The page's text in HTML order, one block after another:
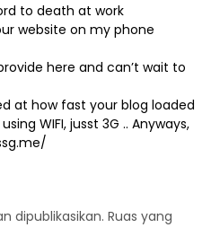
to death at work
website on my phone
here and can’t wait to
at how fast your blog loaded
WIFI, jusst 3G .. Anyways,
dipublikasikan. Ruas yang